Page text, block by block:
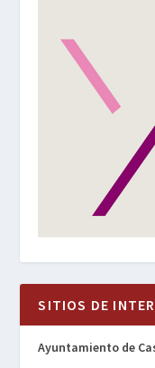
SITIOS DE
Ayuntamiento de